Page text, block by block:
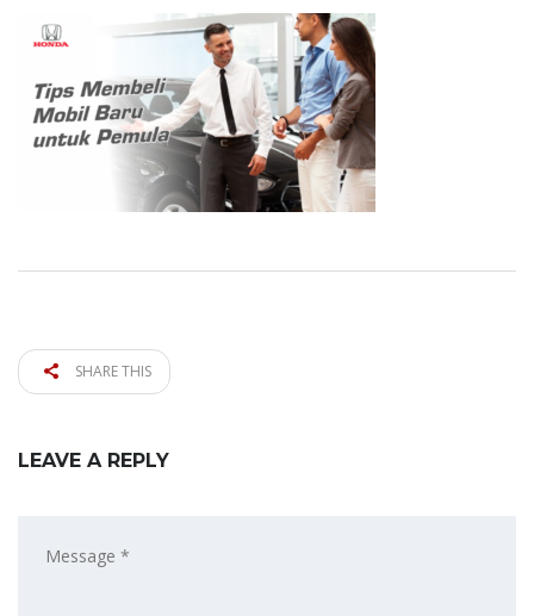
SHARE THIS
LEAVE A REPLY